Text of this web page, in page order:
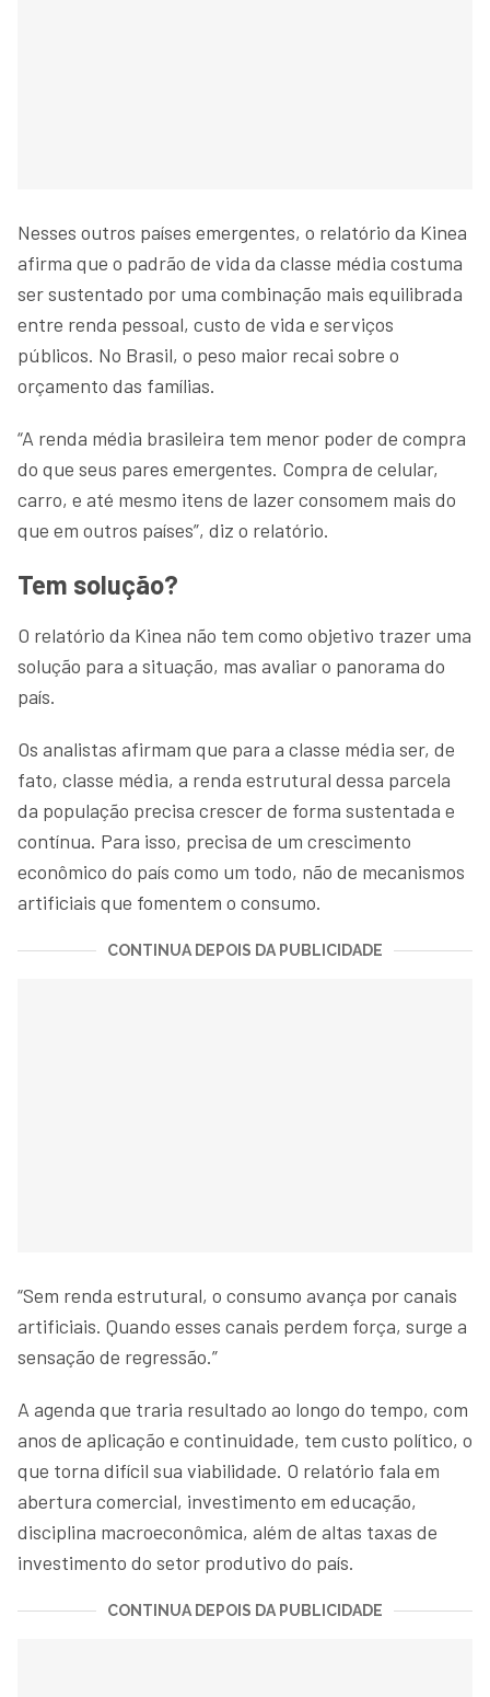
Nesses outros países emergentes, o relatório da Kinea
afirma que o padrão de vida da classe média costuma
ser sustentado por uma combinação mais equilibrada
entre renda pessoal, custo de vida e serviços
públicos. No Brasil, o peso maior recai sobre o
orçamento das famílias.
“A renda média brasileira tem menor poder de compra
do que seus pares emergentes. Compra de celular,
carro, e até mesmo itens de lazer consomem mais do
que em outros países”, diz o relatório.
Tem solução?
O relatório da Kinea não tem como objetivo trazer uma
solução para a situação, mas avaliar o panorama do
país.
Os analistas afirmam que para a classe média ser, de
fato, classe média, a renda estrutural dessa parcela
da população precisa crescer de forma sustentada e
contínua. Para isso, precisa de um crescimento
econômico do país como um todo, não de mecanismos
artificiais que fomentem o consumo.
CONTINUA DEPOIS DA PUBLICIDADE
“Sem renda estrutural, o consumo avança por canais
artificiais. Quando esses canais perdem força, surge a
sensação de regressão.”
A agenda que traria resultado ao longo do tempo, com
anos de aplicação e continuidade, tem custo político, o
que torna difícil sua viabilidade. O relatório fala em
abertura comercial, investimento em educação,
disciplina macroeconômica, além de altas taxas de
investimento do setor produtivo do país.
CONTINUA DEPOIS DA PUBLICIDADE